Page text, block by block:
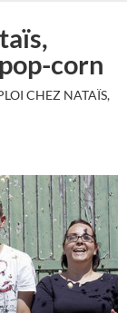
corn
CHEZ NATAÏS,